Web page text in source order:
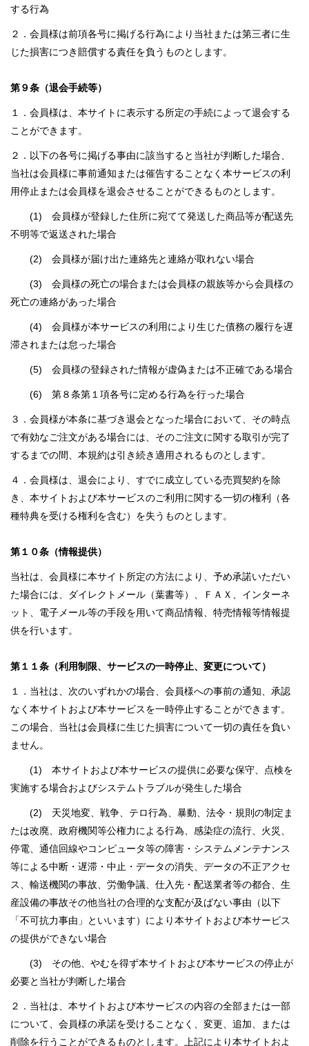
する行為
２．会員様は前項各号に掲げる行為により当社または第三者に生
じた損害につき賠償する責任を負うものとします。
第９条（退会手続等）
１．会員様は、本サイトに表示する所定の手続によって退会する
ことができます。
２．以下の各号に掲げる事由に該当すると当社が判断した場合、
当社は会員様に事前通知または催告することなく本サービスの利
用停止または会員様を退会させることができるものとします。
(1) 会員様が登録した住所に宛てて発送した商品等が配送先
不明等で返送された場合
(2) 会員様が届け出た連絡先と連絡が取れない場合
(3) 会員様の死亡の場合または会員様の親族等から会員様の
死亡の連絡があった場合
(4) 会員様が本サービスの利用により生じた債務の履行を遅
滞されまたは怠った場合
(5) 会員様の登録された情報が虚偽または不正確である場合
(6) 第８条第１項各号に定める行為を行った場合
３．会員様が本条に基づき退会となった場合において、その時点
で有効なご注文がある場合には、そのご注文に関する取引が完了
するまでの間、本規約は引き続き適用されるものとします。
４．会員様は、退会により、すでに成立している売買契約を除
き、本サイトおよび本サービスのご利用に関する一切の権利（各
種特典を受ける権利を含む）を失うものとします。
第１０条（情報提供）
当社は、会員様に本サイト所定の方法により、予め承諾いただい
た場合には、ダイレクトメール（葉書等）、ＦＡＸ、インターネ
ット、電子メール等の手段を用いて商品情報、特売情報等情報提
供を行います。
第１１条（利用制限、サービスの一時停止、変更について）
１．当社は、次のいずれかの場合、会員様への事前の通知、承認
なく本サイトおよび本サービスを一時停止することができます。
この場合、当社は会員様に生じた損害について一切の責任を負い
ません。
(1) 本サイトおよび本サービスの提供に必要な保守、点検を
実施する場合およびシステムトラブルが発生した場合
(2) 天災地変、戦争、テロ行為、暴動、法令・規則の制定ま
たは改廃、政府機関等公権力による行為、感染症の流行、火災、
停電、通信回線やコンピュータ等の障害・システムメンテナンス
等による中断・遅滞・中止・データの消失、データの不正アクセ
ス、輸送機関の事故、労働争議、仕入先・配送業者等の都合、生
産設備の事故その他当社の合理的な支配が及ばない事由（以下
「不可抗力事由」といいます）により本サイトおよび本サービス
の提供ができない場合
(3) その他、やむを得ず本サイトおよび本サービスの停止が
必要と当社が判断した場合
２．当社は、本サイトおよび本サービスの内容の全部または一部
について、会員様の承諾を受けることなく、変更、追加、または
削除を行うことができるものとします。上記により本サイトおよ